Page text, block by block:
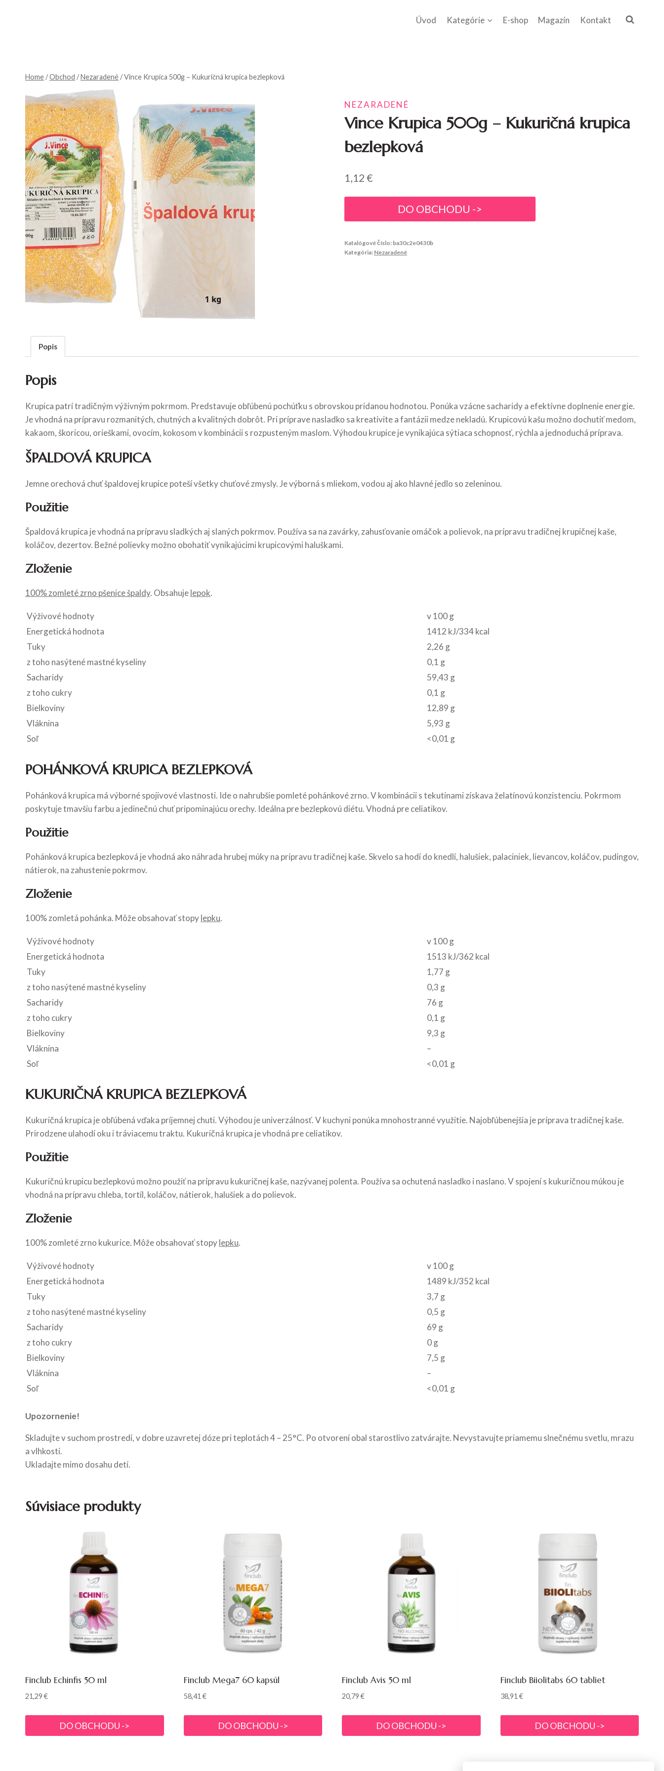
Úvod Kategórie E-shop Magazín Kontakt
Home /Obchod /Nezaradené /Vince Krupica 500g – Kukuričná krupica bezlepková
NEZARADENÉ
Vince Krupica 500g – Kukuričná krupica
bezlepková
1,12€
DO OBCHODU ->
Katalógové číslo: ba30c2e0430b
Kategória: Nezaradené
Popis
Popis
Krupica patrí tradičným výživným pokrmom. Predstavuje obľúbenú pochúťku s obrovskou pridanou hodnotou. Ponúka vzácne sacharidy a efektívne doplnenie energie.
Je vhodná na prípravu rozmanitých, chutných a kvalitných dobrôt. Pri príprave nasladko sa kreativite a fantázii medze nekladú. Krupicovú kašu možno dochutiť medom,
kakaom, škoricou, orieškami, ovocím, kokosom v kombinácii s rozpusteným maslom. Výhodou krupice je vynikajúca sýtiaca schopnosť, rýchla a jednoduchá príprava.
ŠPALDOVÁ KRUPICA
Jemne orechová chuť špaldovej krupice poteší všetky chuťové zmysly. Je výborná s mliekom, vodou aj ako hlavné jedlo so zeleninou.
Použitie
Špaldová krupica je vhodná na prípravu sladkých aj slaných pokrmov. Používa sa na zavárky, zahusťovanie omáčok a polievok, na prípravu tradičnej krupičnej kaše,
koláčov, dezertov. Bežné polievky možno obohatiť vynikajúcimi krupicovými haluškami.
Zloženie
100% zomleté zrno pšenice špaldy. Obsahujelepok.
Výživové hodnoty
v 100 g
Energetická hodnota
1412 kJ/334 kcal
Tuky
2,26 g
z toho nasýtené mastné kyseliny
0,1 g
Sacharidy
59,43 g
z toho cukry
0,1 g
Bielkoviny
12,89 g
Vláknina
5,93 g
Soľ
<0,01 g
POHÁNKOVÁ KRUPICA BEZLEPKOVÁ
Pohánková krupica má výborné spojivové vlastnosti. Ide o nahrubšie pomleté pohánkové zrno. V kombinácii s tekutinami získava želatínovú konzistenciu. Pokrmom
poskytuje tmavšiu farbu a jedinečnú chuť pripominajúcu orechy. Ideálna pre bezlepkovú diétu. Vhodná pre celiatikov.
Použitie
Pohánková krupica bezlepková je vhodná ako náhrada hrubej múky na prípravu tradičnej kaše. Skvelo sa hodí do knedlí, halušiek, palaciniek, lievancov, koláčov, pudingov,
nátierok, na zahustenie pokrmov.
Zloženie
100% zomletá pohánka. Môže obsahovať stopylepku.
Výživové hodnoty
v 100 g
Energetická hodnota
1513 kJ/362 kcal
Tuky
1,77 g
z toho nasýtené mastné kyseliny
0,3 g
Sacharidy
76 g
z toho cukry
0,1 g
Bielkoviny
9,3 g
Vláknina
–
Soľ
<0,01 g
KUKURIČNÁ KRUPICA BEZLEPKOVÁ
Kukuričná krupica je obľúbená vďaka príjemnej chuti. Výhodou je univerzálnosť. V kuchyni ponúka mnohostranné využitie. Najobľúbenejšia je príprava tradičnej kaše.
Prirodzene ulahodí oku i tráviacemu traktu. Kukuričná krupica je vhodná pre celiatikov.
Použitie
Kukuričnú krupicu bezlepkovú možno použiť na prípravu kukuričnej kaše, nazývanej polenta. Používa sa ochutená nasladko i naslano. V spojení s kukuričnou múkou je
vhodná na prípravu chleba, tortíl, koláčov, nátierok, halušiek a do polievok.
Zloženie
100% zomleté zrno kukurice. Môže obsahovať stopylepku.
Výživové hodnoty
v 100 g
Energetická hodnota
1489 kJ/352 kcal
Tuky
3,7 g
z toho nasýtené mastné kyseliny
0,5 g
Sacharidy
69 g
z toho cukry
0 g
Bielkoviny
7,5 g
Vláknina
–
Soľ
<0,01 g
Upozornenie!
Skladujte v suchom prostredí, v dobre uzavretej dóze pri teplotách 4 – 25°C. Po otvorení obal starostlivo zatvárajte. Nevystavujte priamemu slnečnému svetlu, mrazu
a vlhkosti.
Ukladajte mimo dosahu detí.
Súvisiace produkty
Finclub Echinfis 50 ml
21,29€
DO OBCHODU ->
Finclub Mega7 60 kapsúl
58,41€
DO OBCHODU ->
Finclub Avis 50 ml
20,79€
DO OBCHODU ->
Finclub Biiolitabs 60 tabliet
38,91€
DO OBCHODU ->